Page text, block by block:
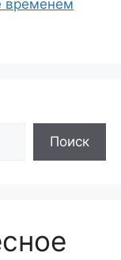
временем
Поиск